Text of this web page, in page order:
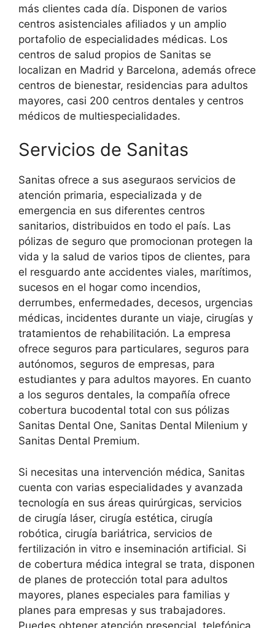
más clientes cada día. Disponen de varios
centros asistenciales afiliados y un amplio
portafolio de especialidades médicas. Los
centros de salud propios de Sanitas se
localizan en Madrid y Barcelona, además ofrece
centros de bienestar, residencias para adultos
mayores, casi 200 centros dentales y centros
médicos de multiespecialidades.
Servicios de Sanitas
Sanitas ofrece a sus aseguraos servicios de
atención primaria, especializada y de
emergencia en sus diferentes centros
sanitarios, distribuidos en todo el país. Las
pólizas de seguro que promocionan protegen la
vida y la salud de varios tipos de clientes, para
el resguardo ante accidentes viales, marítimos,
sucesos en el hogar como incendios,
derrumbes, enfermedades, decesos, urgencias
médicas, incidentes durante un viaje, cirugías y
tratamientos de rehabilitación. La empresa
ofrece seguros para particulares, seguros para
autónomos, seguros de empresas, para
estudiantes y para adultos mayores. En cuanto
a los seguros dentales, la compañía ofrece
cobertura bucodental total con sus pólizas
Sanitas Dental One, Sanitas Dental Milenium y
Sanitas Dental Premium.
Si necesitas una intervención médica, Sanitas
cuenta con varias especialidades y avanzada
tecnología en sus áreas quirúrgicas, servicios
de cirugía láser, cirugía estética, cirugía
robótica, cirugía bariátrica, servicios de
fertilización in vitro e inseminación artificial. Si
de cobertura médica integral se trata, disponen
de planes de protección total para adultos
mayores, planes especiales para familias y
planes para empresas y sus trabajadores.
Puedes obtener atención presencial, telefónica